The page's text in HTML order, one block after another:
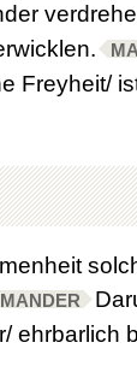
Freyheit/
MANDER
ehrbarlich